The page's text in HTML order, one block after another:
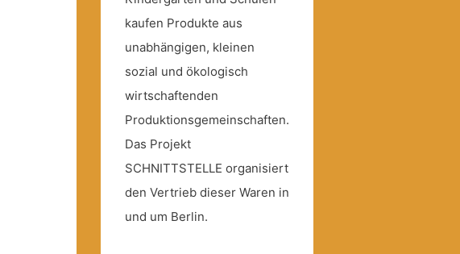
kaufen Produkte aus
unabhängigen, kleinen
sozial und ökologisch
wirtschaftenden
Produktionsgemeinschaften.
Das Projekt
SCHNITTSTELLE organisiert
den Vertrieb dieser Waren in
und um Berlin.